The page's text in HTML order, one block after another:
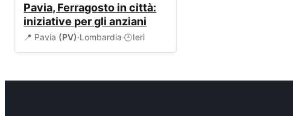
Pavia, Ferragosto in città:
iniziative per gli anziani
📍 Pavia (PV)·Lombardia·🕒Ieri